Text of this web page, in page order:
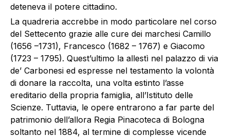
deteneva il potere cittadino.
La quadreria accrebbe in modo particolare nel corso
del Settecento grazie alle cure dei marchesi Camillo
(1656 –1731), Francesco (1682 – 1767) e Giacomo
(1723 – 1795). Quest’ultimo la allestì nel palazzo di via
de’ Carbonesi ed espresse nel testamento la volontà
di donare la raccolta, una volta estinto l’asse
ereditario della propria famiglia, all’Istituto delle
Scienze. Tuttavia, le opere entrarono a far parte del
patrimonio dell’allora Regia Pinacoteca di Bologna
soltanto nel 1884, al termine di complesse vicende